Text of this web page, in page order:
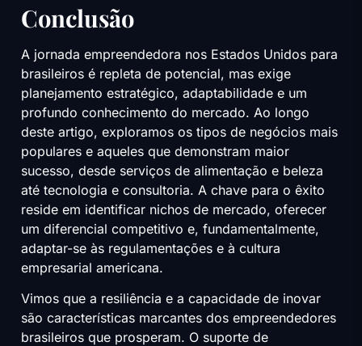
Conclusão
A jornada empreendedora nos Estados Unidos para
brasileiros é repleta de potencial, mas exige
planejamento estratégico, adaptabilidade e um
profundo conhecimento do mercado. Ao longo
deste artigo, exploramos os tipos de negócios mais
populares e aqueles que demonstram maior
sucesso, desde serviços de alimentação e beleza
até tecnologia e consultoria. A chave para o êxito
reside em identificar nichos de mercado, oferecer
um diferencial competitivo e, fundamentalmente,
adaptar-se às regulamentações e à cultura
empresarial americana.
Vimos que a resiliência e a capacidade de inovar
são características marcantes dos empreendedores
brasileiros que prosperam. O suporte de